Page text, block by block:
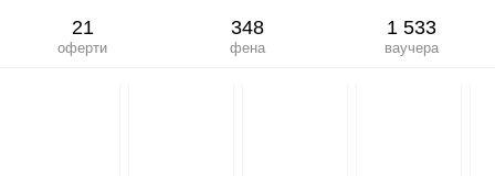
21
оферти
348
фена
1 533
ваучера